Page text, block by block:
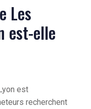
Les
est-elle
est
recherchent